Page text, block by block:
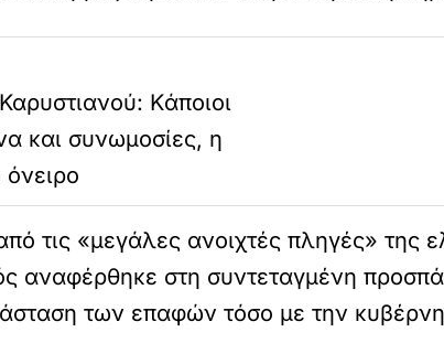
Kάποιοι
και συνωμοσίες, η
τις «μεγάλες ανοιχτές πληγές» της
αναφέρθηκε στη συντεταγμένη
των επαφών τόσο με την